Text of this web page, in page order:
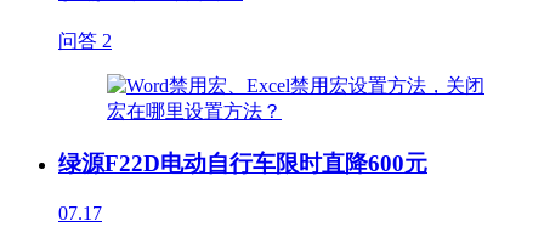
问答 2
绿源F22D电动自行车限时直降600元
07.17